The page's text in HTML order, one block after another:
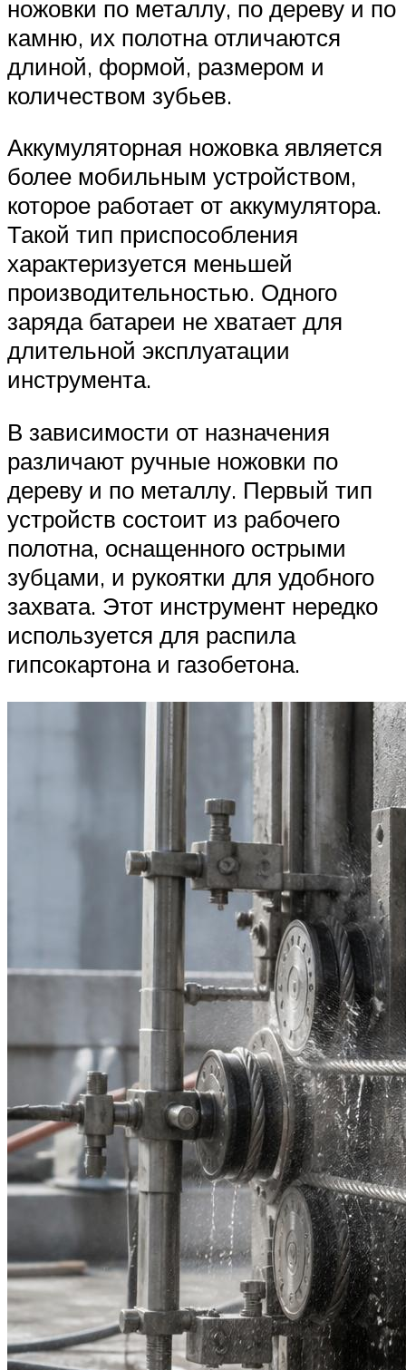
ножовки по металлу, по дереву и по
камню, их полотна отличаются
длиной, формой, размером и
количеством зубьев.
Аккумуляторная ножовка является
более мобильным устройством,
которое работает от аккумулятора.
Такой тип приспособления
характеризуется меньшей
производительностью. Одного
заряда батареи не хватает для
длительной эксплуатации
инструмента.
В зависимости от назначения
различают ручные ножовки по
дереву и по металлу. Первый тип
устройств состоит из рабочего
полотна, оснащенного острыми
зубцами, и рукоятки для удобного
захвата. Этот инструмент нередко
используется для распила
гипсокартона и газобетона.